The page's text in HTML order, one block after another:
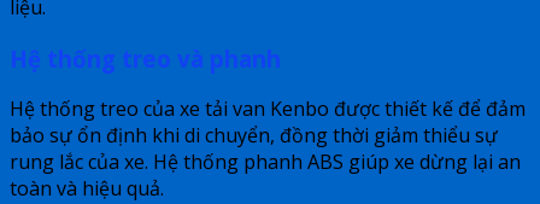
liệu.
Hệ thống treo và phanh
Hệ thống treo của xe tải van Kenbo được thiết kế để đảm
bảo sự ổn định khi di chuyển, đồng thời giảm thiểu sự
rung lắc của xe. Hệ thống phanh ABS giúp xe dừng lại an
toàn và hiệu quả.